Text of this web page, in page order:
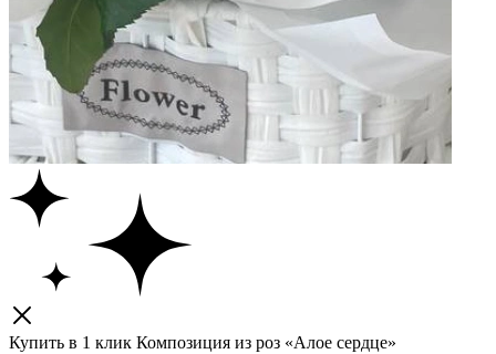
Купить в 1 клик Композиция из роз «Алое сердце»